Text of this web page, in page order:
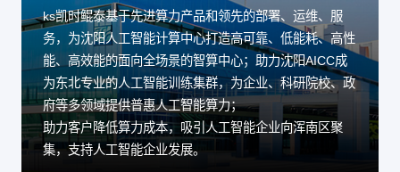
ks凯时鲲泰基于先进算力产品和领先的部署、运维、服
务，为沈阳人工智能计算中心打造高可靠、低能耗、高性
能、高效能的面向全场景的智算中心；助力沈阳AICC成
为东北专业的人工智能训练集群，为企业、科研院校、政
府等多领域提供普惠人工智能算力；
助力客户降低算力成本，吸引人工智能企业向浑南区聚
集，支持人工智能企业发展。